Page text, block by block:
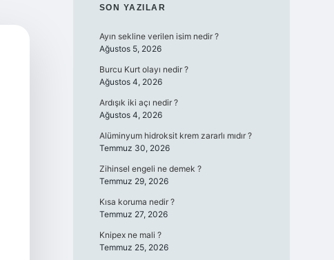
SIDEBAR
SON YAZILAR
Ayın sekline verilen isim nedir ?
Ağustos 5, 2026
Burcu Kurt olayı nedir ?
Ağustos 4, 2026
Ardışık iki açı nedir ?
Ağustos 4, 2026
Alüminyum hidroksit krem zararlı mıdır ?
Temmuz 30, 2026
Zihinsel engeli ne demek ?
Temmuz 29, 2026
Kısa koruma nedir ?
Temmuz 27, 2026
Knipex ne mali ?
Temmuz 25, 2026